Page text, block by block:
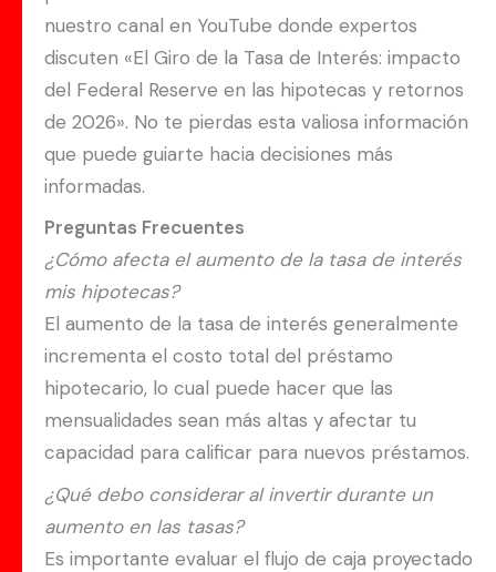
nuestro canal en YouTube donde expertos
discuten «El Giro de la Tasa de Interés: impacto
del Federal Reserve en las hipotecas y retornos
de 2026». No te pierdas esta valiosa información
que puede guiarte hacia decisiones más
informadas.
Preguntas Frecuentes
¿Cómo afecta el aumento de la tasa de interés
mis hipotecas?
El aumento de la tasa de interés generalmente
incrementa el costo total del préstamo
hipotecario, lo cual puede hacer que las
mensualidades sean más altas y afectar tu
capacidad para calificar para nuevos préstamos.
¿Qué debo considerar al invertir durante un
aumento en las tasas?
Es importante evaluar el flujo de caja proyectado